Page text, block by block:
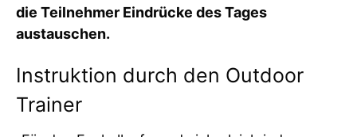
die Teilnehmer Eindrücke des Tages
austauschen.
Instruktion durch den Outdoor
Trainer